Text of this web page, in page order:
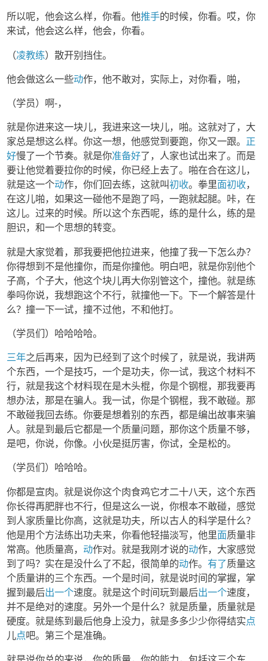
所以呢，他会这么样，你看。他推手的时候，你看。哎，你
来试，他会这么样，他会，你看。
（凌教练）散开别挡住。
他会做这么一些动作，他不敢对，实际上，对你看，啪，
（学员）啊-，
就是你进来这一块儿，我进来这一块儿，啪。这就对了，大
家总是想这么样。你这一想，他感觉到要跑，你又一跟。 正
好慢了一个节奏。就是你准备好了，人家也试出来了。而是
要让他觉着要拉你的时候，你已经上去了。啪在合在这儿，
就是这一个动作，你们回去练，这就叫初收。拳里面初收，
在这儿啪，如果这一碰他不是跑了吗，一跑就起腿。咔，在
这儿。过来的时候。所以这个东西呢，练的是什么，练的是
胆识，和一个思想的转变。
就是大家觉着，那我要把他拉进来，他撞了我一下怎么办？
你得想到不是他撞你，而是你撞他。明白吧，就是你别他个
子高，个子大，他这个块儿再大你别管这个，撞他。就是练
拳吗你说，我想跑这个不行，就撞他一下。下一个解答是什
么？撞一下一试，撞不过他，不和他打。
（学员们）哈哈哈哈。
三年之后再来，因为已经到了这个时候了，就是说，我讲两
个东西，一个是技巧，一个是功夫，你一试，我这个材料不
行，就是我这个材料现在是木头棍，你是个钢棍，那我要再
想办法，那是在骗人。我一试，你是个钢棍，我不敢碰。那
不敢碰我回去练。你要是想着别的东西，都是编出故事来骗
人。就是到最后它都是一个质量问题，那你这个质量不够，
是吧，你说，你像。小伙是挺厉害，你试，全是松的。
（学员们）哈哈哈。
你都是宣肉。就是说你这个肉食鸡它才二十八天，这个东西
你长得再肥胖也不行，但是这么一说，你根本不敢碰，感觉
到人家质量比你高，这就是功夫，所以古人的科学是什么？
他是用个方法练出功夫来，你看他轻描淡写，他里面质量非
常高。他质量高，动作对。就是我刚才说的动作，大家感觉
到了吗？实在是没什么了不起，很简单的动作。 有了质量这
个质量讲的三个东西。一个是时间，就是说时间的掌握，掌
握到最后出一个速度。就是这个时间玩到最后出一个速度，
并不是绝对的速度。另外一个是什么？就是质量，质量就是
硬度。就是练到最后他身上没力，就是多多少少你得结实点
儿点吧。第三个是准确。